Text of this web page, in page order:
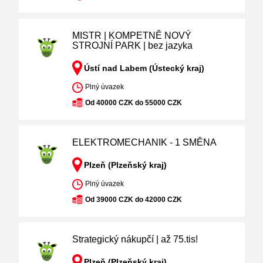
MISTR | KOMPETNĚ NOVÝ
STROJNÍ PARK | bez jazyka
Ústí nad Labem (Ústecký kraj)
Plný úvazek
Od 40000 CZK do 55000 CZK
ELEKTROMECHANIK - 1 SMĚNA
Plzeň (Plzeňský kraj)
Plný úvazek
Od 39000 CZK do 42000 CZK
Strategický nákupčí | až 75.tis!